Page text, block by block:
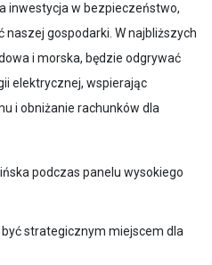
inwestycja w bezpieczeństwo,
gospodarki. W najbliższych
i morska, będzie odgrywać
elektrycznej, wspierając
i obniżanie rachunków dla
podczas panelu wysokiego
strategicznym miejscem dla